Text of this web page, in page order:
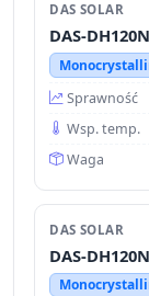
DAS SOLAR
DAS-
Sprawność
Wsp. temp.
Waga
DAS SOLAR
DAS-